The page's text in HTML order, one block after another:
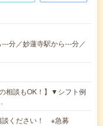
分／妙蓮寺駅から---分／
相談もOK！】▼シフト例
談ください！ ※急募